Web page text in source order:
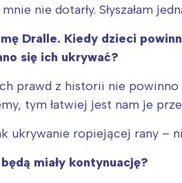
nie dotarły. Słyszałam
Dralle. Kiedy dzieci
się ich ukrywać?
prawd z historii nie
tym łatwiej jest nam je
ukrywanie ropiejącej rany –
miały kontynuację?